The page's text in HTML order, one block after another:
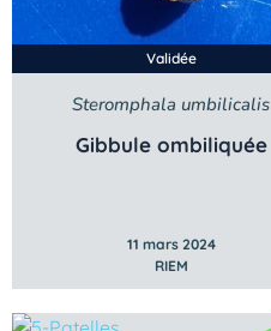
Validée
Steromphala umbilicalis
Gibbule ombiliquée
11 mars 2024
RIEM